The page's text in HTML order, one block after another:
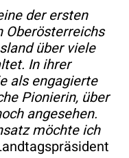
der ersten
Oberösterreichs
über viele
In ihrer
als engagierte
Pionierin, über
angesehen.
möchte ich